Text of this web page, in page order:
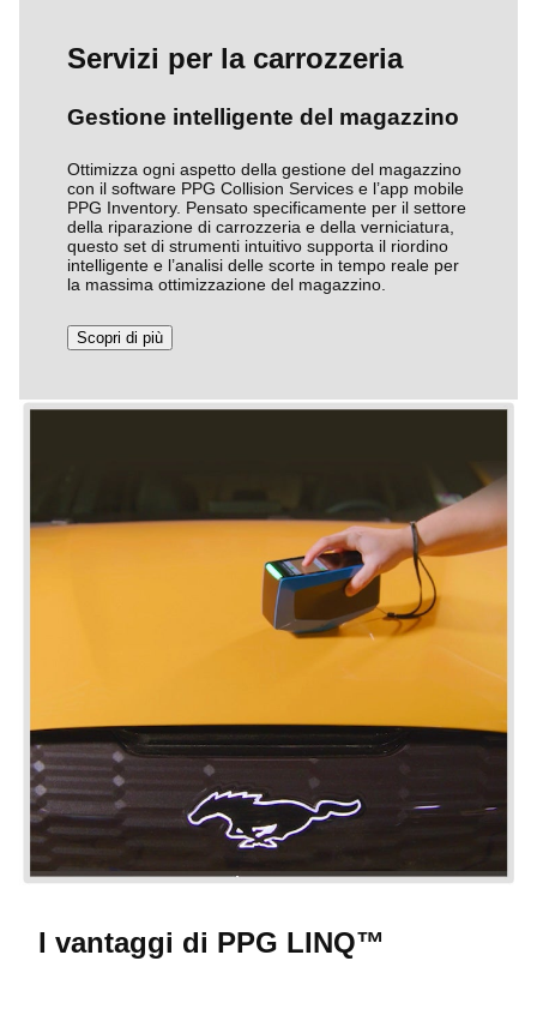
Servizi per la carrozzeria
Gestione intelligente del magazzino
Ottimizza ogni aspetto della gestione del magazzino
con il software PPG Collision Services e l’app mobile
PPG Inventory. Pensato specificamente per il settore
della riparazione di carrozzeria e della verniciatura,
questo set di strumenti intuitivo supporta il riordino
intelligente e l’analisi delle scorte in tempo reale per
la massima ottimizzazione del magazzino.
Scopri di più
I vantaggi di PPG LINQ™